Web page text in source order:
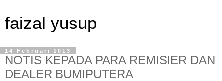
faizal yusup
14 Februari 2013
NOTIS KEPADA PARA REMISIER DAN
DEALER BUMIPUTERA